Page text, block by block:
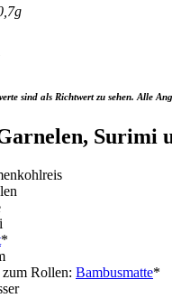
sind als Richtwert zu sehen. Alle
Surimi
*
Rollen: Bambusmatte*